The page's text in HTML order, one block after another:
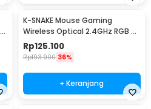
K-SNAKE Mouse Gaming
Wireless Optical 2.4GHz RGB 6
Key 1600DPI - BM600
Rp125.100
Rp193.900 36%
+ Keranjang